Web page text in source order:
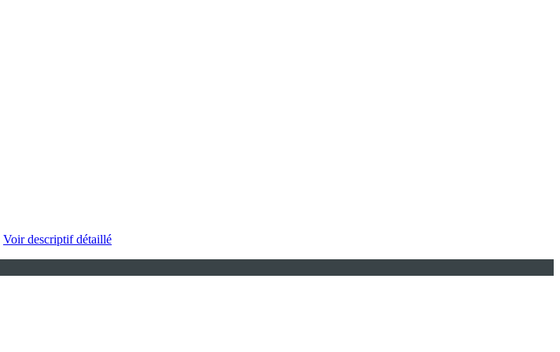
Voir descriptif détaillé